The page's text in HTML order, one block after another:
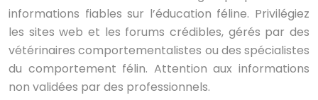
informations fiables sur l’éducation féline. Privilégiez
les sites web et les forums crédibles, gérés par des
vétérinaires comportementalistes ou des spécialistes
du comportement félin. Attention aux informations
non validées par des professionnels.